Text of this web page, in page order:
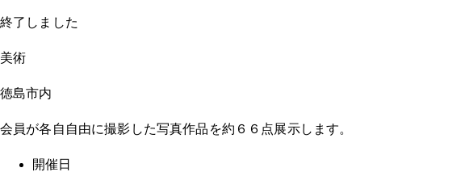
終了しました
美術
徳島市内
会員が各自自由に撮影した写真作品を約６６点展示します。
開催日